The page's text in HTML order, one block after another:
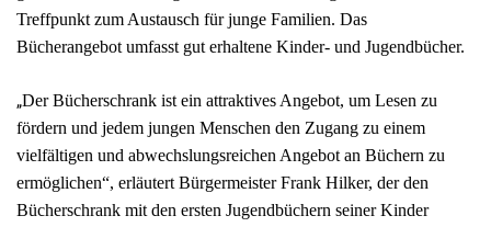
Treffpunkt zum Austausch für junge Familien. Das
Bücherangebot umfasst gut erhaltene Kinder- und Jugendbücher.
„Der Bücherschrank ist ein attraktives Angebot, um Lesen zu
fördern und jedem jungen Menschen den Zugang zu einem
vielfältigen und abwechslungsreichen Angebot an Büchern zu
ermöglichen“, erläutert Bürgermeister Frank Hilker, der den
Bücherschrank mit den ersten Jugendbüchern seiner Kinder